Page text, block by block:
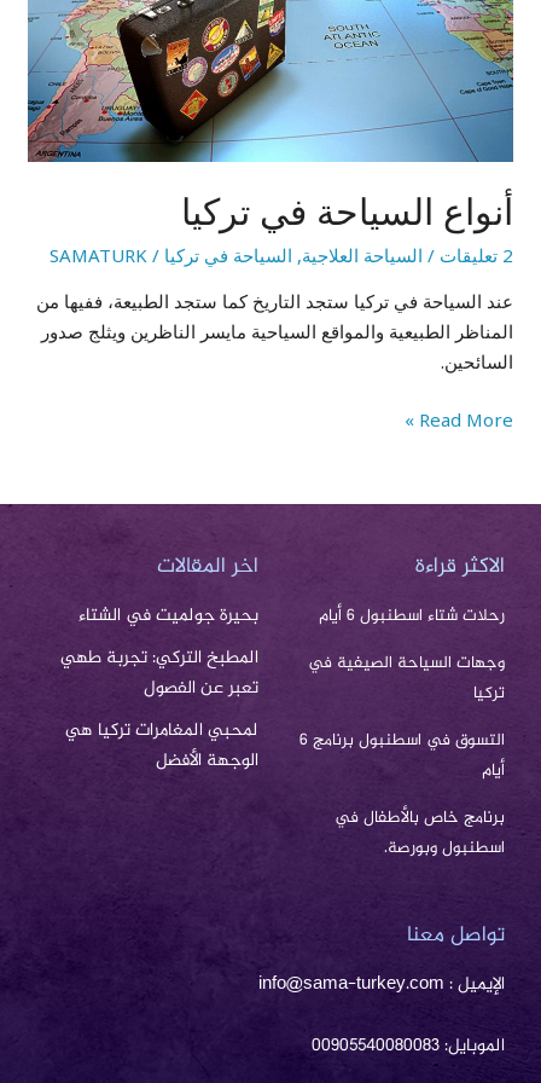
أنواع السياحة في تركيا
2 تعليقات / السياحة العلاجية, السياحة في تركيا /
SAMATURK
عند السياحة في تركيا ستجد التاريخ كما ستجد الطبيعة، ففيها من
المناظر الطبيعية والمواقع السياحية مايسر الناظرين ويثلج صدور
السائحين.
Read More »
الاكثر قراءة
رحلات شتاء اسطنبول 6 أيام
وجهات السياحة الصيفية في
تركيا
التسوق في اسطنبول برنامج 6
أيام
برنامج خاص بالأطفال في
اسطنبول وبورصة.
اخر المقالات
بحيرة جولميت في الشتاء
المطبخ التركي: تجربة طهي
تعبر عن الفصول
لمحبي المغامرات تركيا هي
الوجهة الأفضل
تواصل معنا
الإيميل : info@sama-turkey.com
الموبايل: 00905540080083